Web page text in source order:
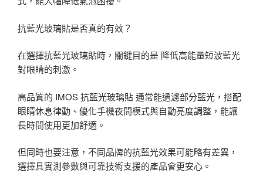
抗藍光玻璃貼是否真的有效？
在選擇抗藍光玻璃貼時，關鍵目的是 降低高能量短波藍光
對眼睛的刺激。
高品質的 IMOS 抗藍光玻璃貼 通常能過濾部分藍光，搭配
眼睛休息律動、優化手機夜間模式與自動亮度調整，能讓
長時間使用更加舒適。
但同時也要注意，不同品牌的抗藍光效果可能略有差異，
選擇具實測參數與可靠技術支援的產品會更安心。